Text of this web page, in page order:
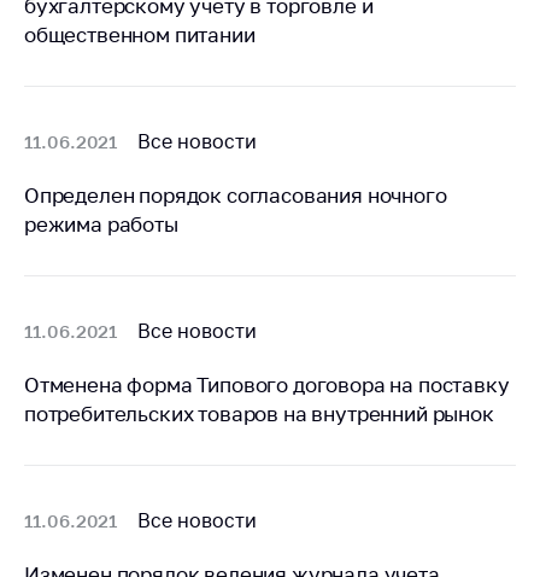
орган
на лекарственные
средства, изделия
медицинского
технику
по установлению
факта нарушения
законодательства
бухгалтерскому учету в торговле и
общественном питании
11.06.2021 Все новости
Определен порядок согласования ночного
режима работы
11.06.2021 Все новости
Отменена форма Типового договора на поставку
потребительских товаров на внутренний рынок
11.06.2021 Все новости